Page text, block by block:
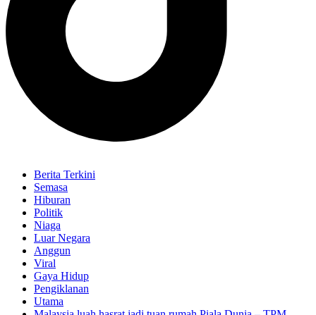
Berita Terkini
Semasa
Hiburan
Politik
Niaga
Luar Negara
Anggun
Viral
Gaya Hidup
Pengiklanan
Utama